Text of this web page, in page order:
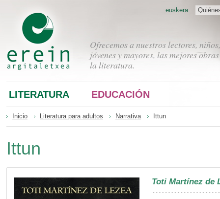
Ofrecemos a nuestros lectores, niños,
jóvenes y mayores, las mejores
la literatura.
euskera
LITERATURA EDUCACIÓN
Inicio Literatura para adultos Narrativa Ittun
Ittun
Toti Martínez de